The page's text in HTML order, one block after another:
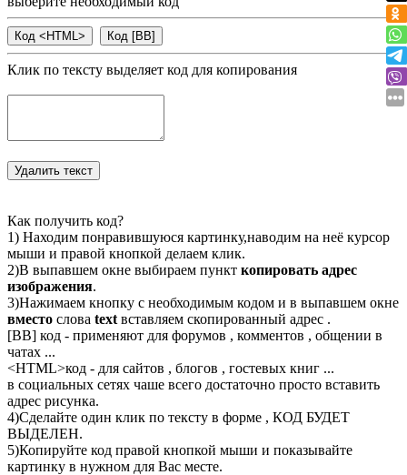
Клик по тексту выделяет код для копирования
Как получить код?
1) Находим понравившуюся картинку,наводим на неё курсор
мыши и правой кнопкой делаем клик.
2)В выпавшем окне выбираем пункт копировать адрес
изображения.
3)Нажимаем кнопку с необходимым кодом и в выпавшем окне
вместо слова text вставляем скопированный адрес .
[BB] код - применяют для форумов , комментов , общении в
чатах ...
<HTML>код - для сайтов , блогов , гостевых книг ...
в социальных сетях чаше всего достаточно просто вставить
адрес рисунка.
4)Сделайте один клик по тексту в форме , КОД БУДЕТ
ВЫДЕЛЕН.
5)Копируйте код правой кнопкой мыши и показывайте
картинку в нужном для Вас месте.